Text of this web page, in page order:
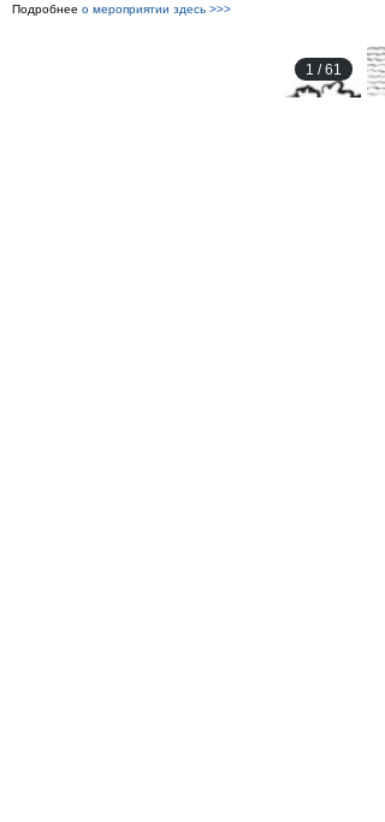
Подробнее о мероприятии здесь >>>
1 /61